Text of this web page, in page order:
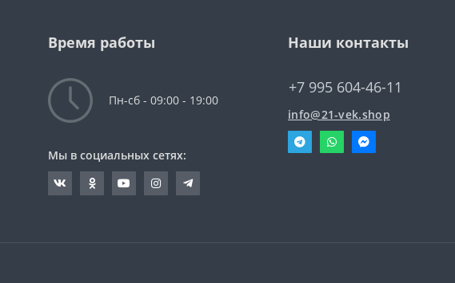
Время работы
Пн-сб - 09:00 - 19:00
Мы в социальных сетях:
Наши контакты
+7 995 604-46-11
info@21-vek.shop